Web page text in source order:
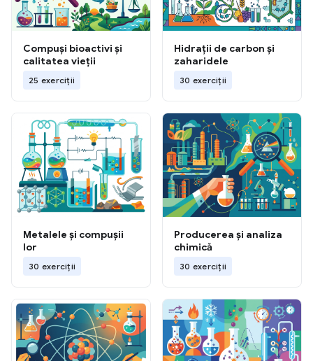
Compuși bioactivi și
calitatea vieții
25 exerciții
Hidrații de carbon și
zaharidele
30 exerciții
Metalele și compușii
lor
30 exerciții
Producerea și analiza
chimică
30 exerciții